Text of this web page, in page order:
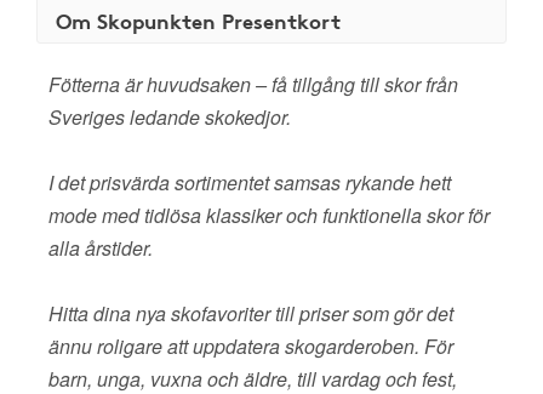
Om Skopunkten Presentkort
Fötterna är huvudsaken – få tillgång till skor från
Sveriges ledande skokedjor.
I det prisvärda sortimentet samsas rykande hett
mode med tidlösa klassiker och funktionella skor för
alla årstider.
Hitta dina nya skofavoriter till priser som gör det
ännu roligare att uppdatera skogarderoben. För
barn, unga, vuxna och äldre, till vardag och fest,